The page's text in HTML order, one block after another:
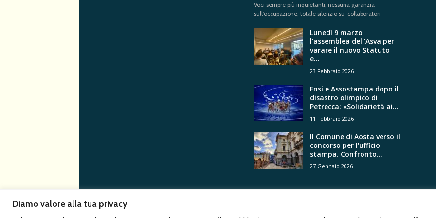
Diamo valore alla tua privacy
Voci sempre più inquietanti, nessuna garanzia
sull'occupazione, totale silenzio sui collaboratori.
Lunedì 9 marzo
l'assemblea dell'Asva per
varare il nuovo Statuto
e...
23 Febbraio 2026
Fnsi e Assostampa dopo il
disastro olimpico di
Petrecca: «Solidarietà ai...
11 Febbraio 2026
Il Comune di Aosta verso il
concorso per l'ufficio
stampa. Confronto...
27 Gennaio 2026
© 2026 Asva | via Laurent Martinet 43, Aosta | Tutti